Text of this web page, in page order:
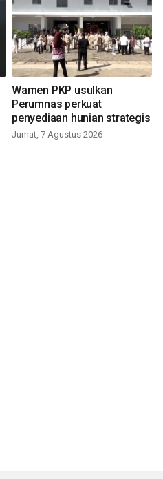
Wamen PKP usulkan
Perumnas perkuat
penyediaan hunian strategis
Jumat, 7 Agustus 2026